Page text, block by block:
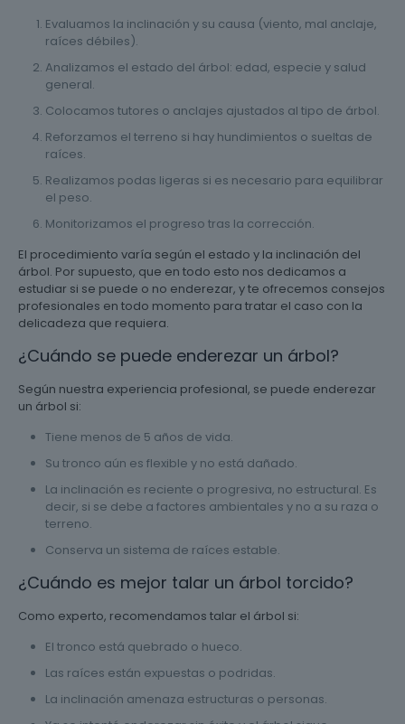
Evaluamos la inclinación y su causa (viento, mal anclaje,
raíces débiles).
Analizamos el estado del árbol: edad, especie y salud
general.
Colocamos tutores o anclajes ajustados al tipo de árbol.
Reforzamos el terreno si hay hundimientos o sueltas de
raíces.
Realizamos podas ligeras si es necesario para equilibrar
el peso.
Monitorizamos el progreso tras la corrección.
El procedimiento varía según el estado y la inclinación del
árbol. Por supuesto, que en todo esto nos dedicamos a
estudiar si se puede o no enderezar, y te ofrecemos consejos
profesionales en todo momento para tratar el caso con la
delicadeza que requiera.
¿Cuándo se puede enderezar un árbol?
Según nuestra experiencia profesional, se puede enderezar
un árbol si:
Tiene menos de 5 años de vida.
Su tronco aún es flexible y no está dañado.
La inclinación es reciente o progresiva, no estructural. Es
decir, si se debe a factores ambientales y no a su raza o
terreno.
Conserva un sistema de raíces estable.
¿Cuándo es mejor talar un árbol torcido?
Como experto, recomendamos talar el árbol si:
El tronco está quebrado o hueco.
Las raíces están expuestas o podridas.
La inclinación amenaza estructuras o personas.